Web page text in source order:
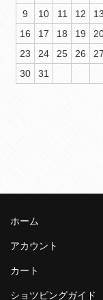
9
10 11 12 13
16
17 18 19
23
24 25 26 27
30
31
ホーム
アカウント
カート
ショツピングガイド